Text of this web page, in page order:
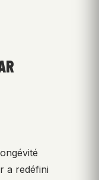
a redéfini